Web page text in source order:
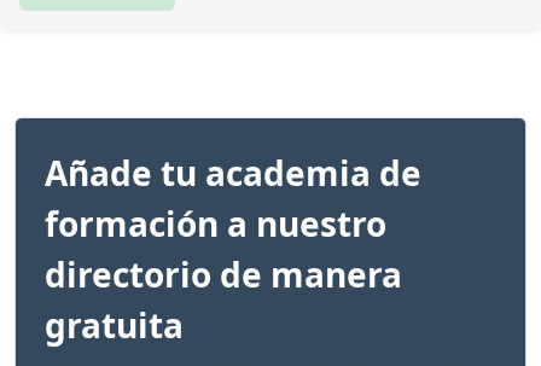
Añade tu academia de
formación a nuestro
directorio de manera
gratuita